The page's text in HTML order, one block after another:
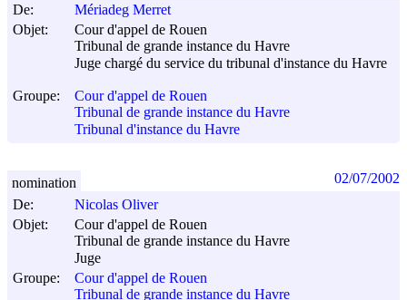
De:
Mériadeg Merret
Objet:
Cour d'appel de Rouen
Tribunal de grande instance du Havre
Juge chargé du service du tribunal d'instance du Havre
Groupe:
Cour d'appel de Rouen
Tribunal de grande instance du Havre
Tribunal d'instance du Havre
De:
Nicolas Oliver
Objet:
Cour d'appel de Rouen
Tribunal de grande instance du Havre
Juge
Groupe:
Cour d'appel de Rouen
Tribunal de grande instance du Havre
nomination 02/07/2002